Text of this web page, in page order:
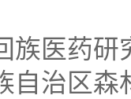
族医药研
自治区